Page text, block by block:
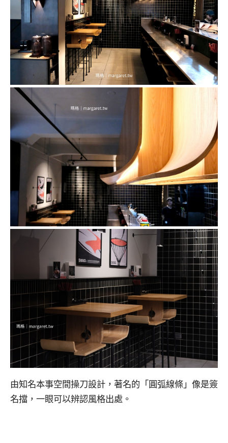
由知名本事空間操刀設計，著名的「圓弧線條」像是簽
名擋，一眼可以辨認風格出處。